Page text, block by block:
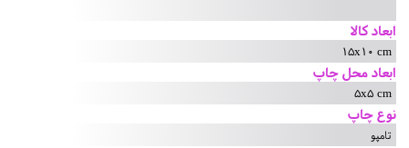
ابعاد کالا
15x10 cm
ابعاد محل چاپ
5x5 cm
نوع چاپ
تامپو